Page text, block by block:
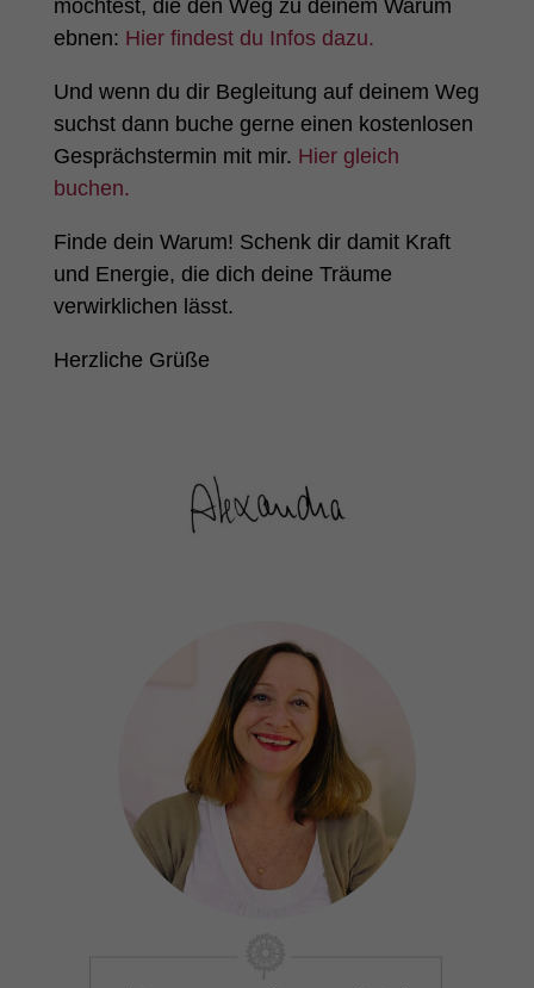
möchtest, die den Weg zu deinem Warum
ebnen: Hier findest du Infos dazu.
Und wenn du dir Begleitung auf deinem Weg
suchst dann buche gerne einen kostenlosen
Gesprächstermin mit mir. Hier gleich
buchen.
Finde dein Warum! Schenk dir damit Kraft
und Energie, die dich deine Träume
verwirklichen lässt.
Herzliche Grüße